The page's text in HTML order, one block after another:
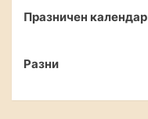
Празничен календар
Разни